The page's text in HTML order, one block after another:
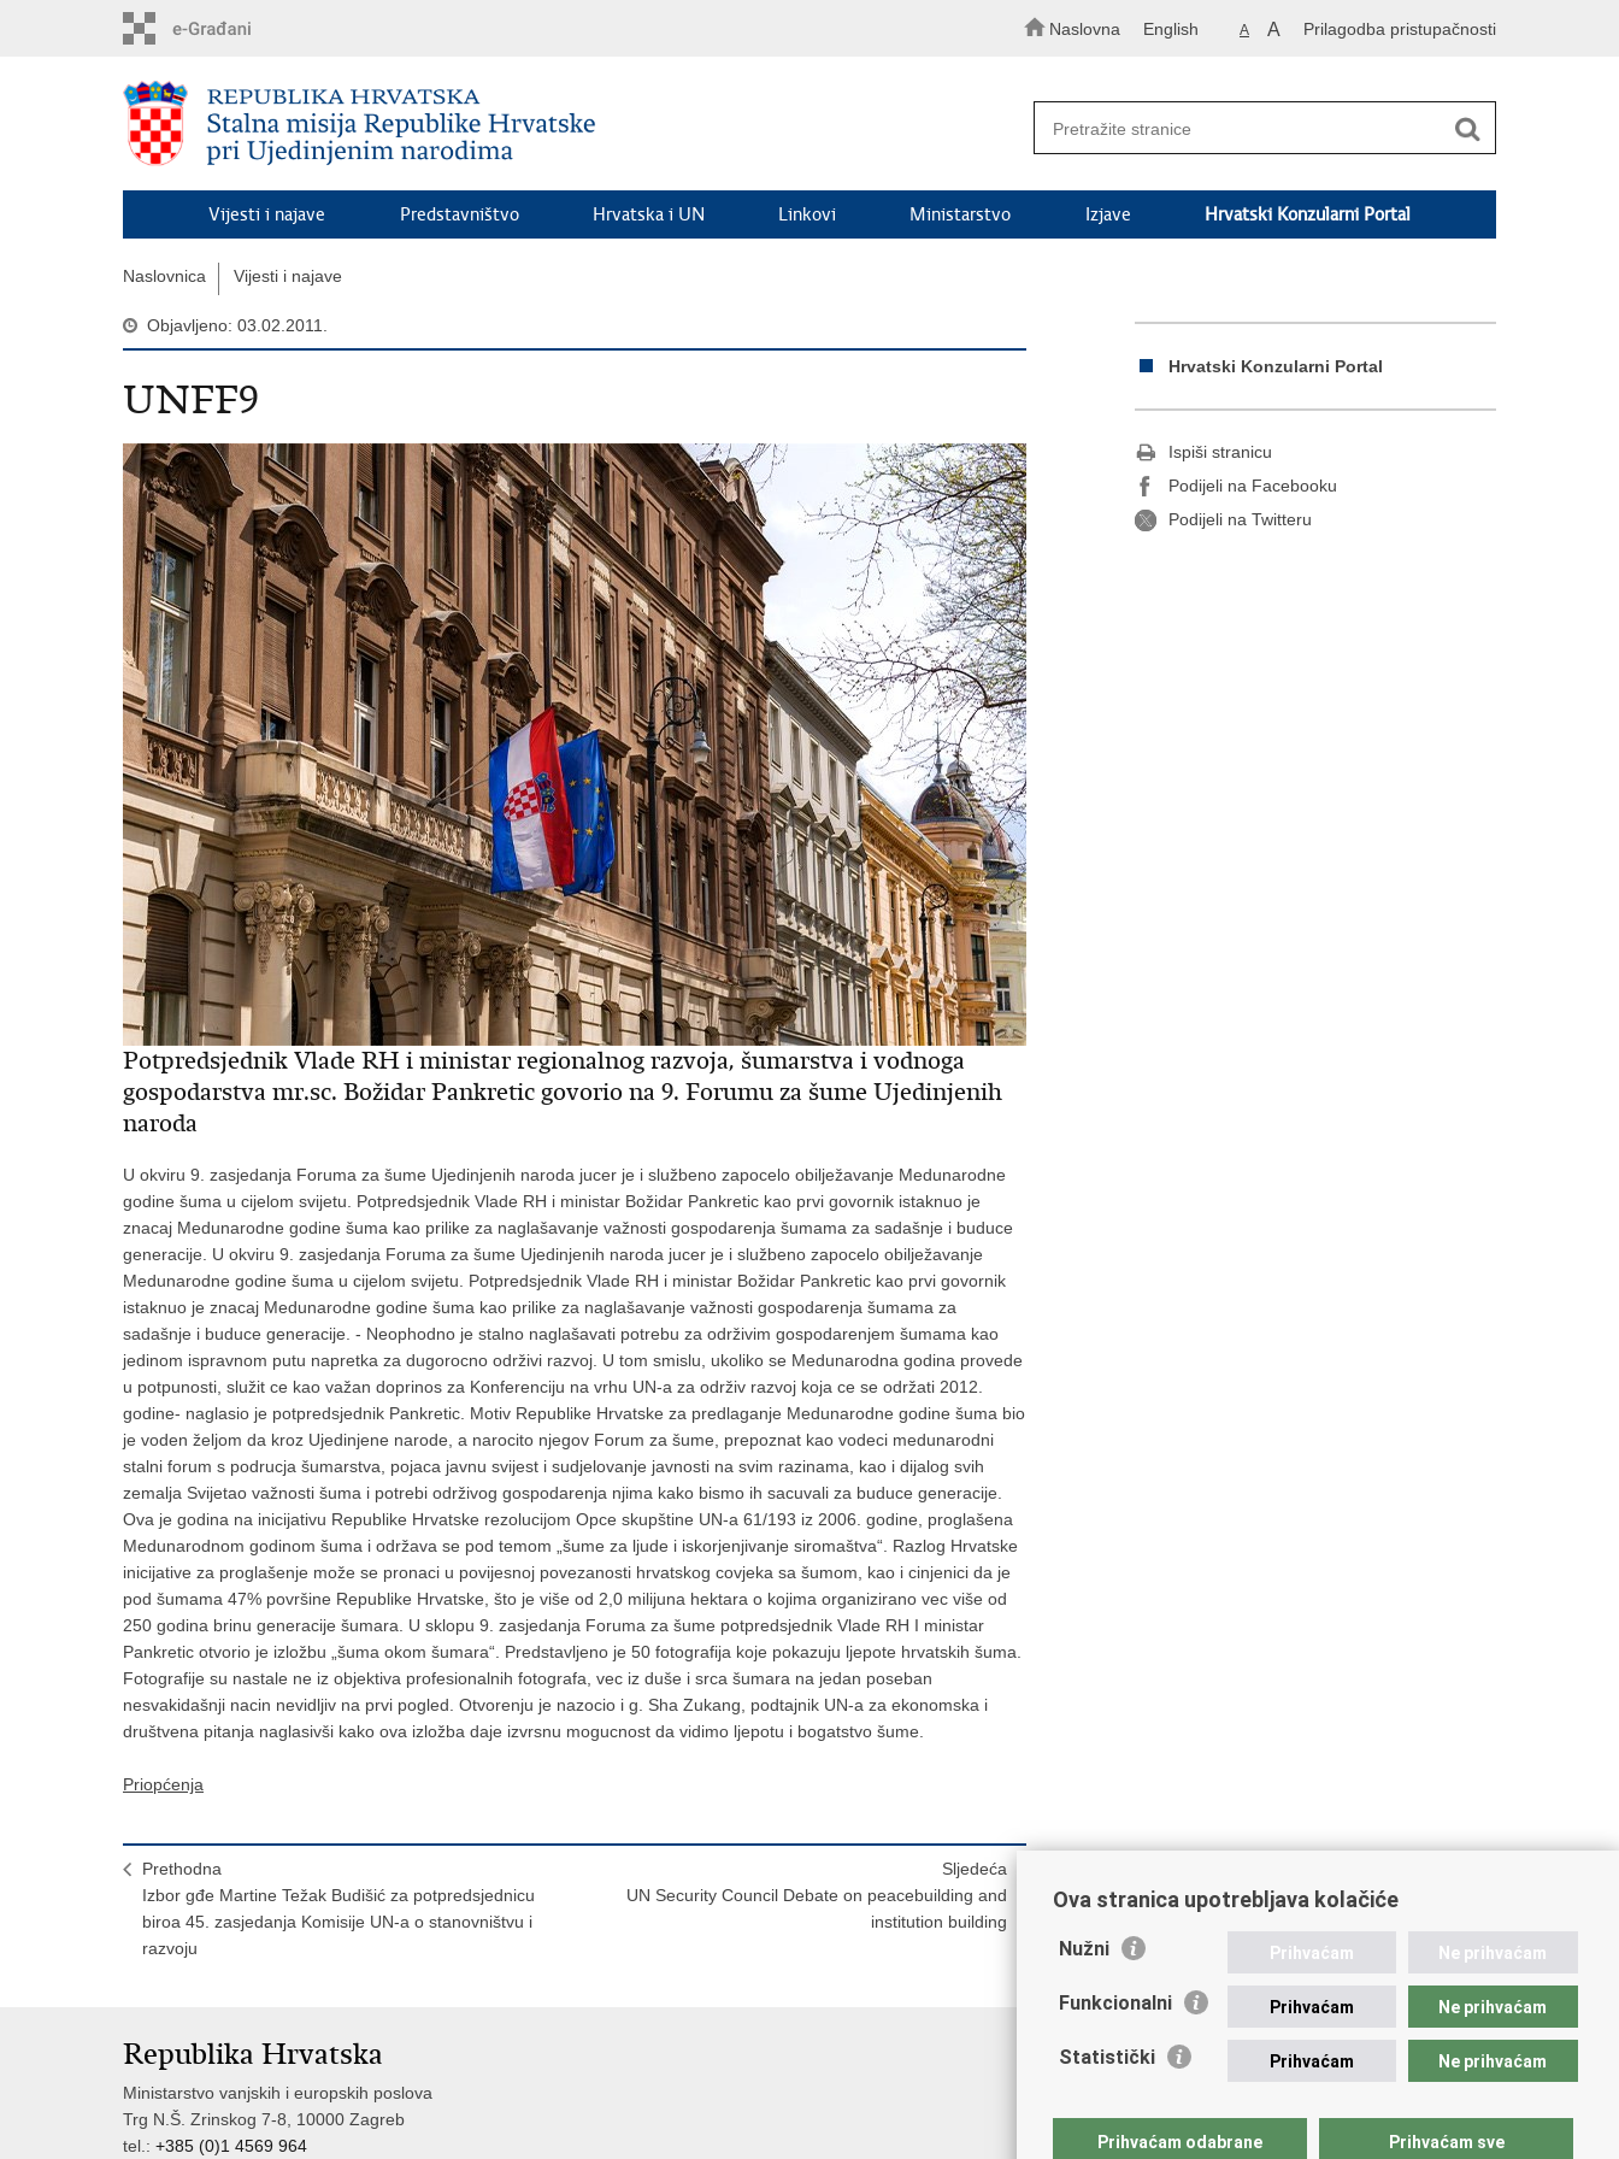
Naslovna English A A Prilagodba pristupačnosti
Vijesti i najave Predstavništvo Hrvatska i UN Linkovi Ministarstvo Izjave Hrvatski Konzularni Portal
Naslovnica Vijesti i najave
Objavljeno: 03.02.2011.
UNFF9
Potpredsjednik Vlade RH i ministar regionalnog razvoja, šumarstva i vodnoga
gospodarstva mr.sc. Božidar Pankretic govorio na 9. Forumu za šume Ujedinjenih
naroda
U okviru 9. zasjedanja Foruma za šume Ujedinjenih naroda jucer je i službeno zapocelo obilježavanje Medunarodne
godine šuma u cijelom svijetu. Potpredsjednik Vlade RH i ministar Božidar Pankretic kao prvi govornik istaknuo je
znacaj Medunarodne godine šuma kao prilike za naglašavanje važnosti gospodarenja šumama za sadašnje i buduce
generacije. U okviru 9. zasjedanja Foruma za šume Ujedinjenih naroda jucer je i službeno zapocelo obilježavanje
Medunarodne godine šuma u cijelom svijetu. Potpredsjednik Vlade RH i ministar Božidar Pankretic kao prvi govornik
istaknuo je znacaj Medunarodne godine šuma kao prilike za naglašavanje važnosti gospodarenja šumama za
sadašnje i buduce generacije. - Neophodno je stalno naglašavati potrebu za održivim gospodarenjem šumama kao
jedinom ispravnom putu napretka za dugorocno održivi razvoj. U tom smislu, ukoliko se Medunarodna godina provede
u potpunosti, služit ce kao važan doprinos za Konferenciju na vrhu UN-a za održiv razvoj koja ce se održati 2012.
godine- naglasio je potpredsjednik Pankretic. Motiv Republike Hrvatske za predlaganje Medunarodne godine šuma bio
je voden željom da kroz Ujedinjene narode, a narocito njegov Forum za šume, prepoznat kao vodeci medunarodni
stalni forum s podrucja šumarstva, pojaca javnu svijest i sudjelovanje javnosti na svim razinama, kao i dijalog svih
zemalja Svijetao važnosti šuma i potrebi održivog gospodarenja njima kako bismo ih sacuvali za buduce generacije.
Ova je godina na inicijativu Republike Hrvatske rezolucijom Opce skupštine UN-a 61/193 iz 2006. godine, proglašena
Medunarodnom godinom šuma i održava se pod temom „šume za ljude i iskorjenjivanje siromaštva“. Razlog Hrvatske
inicijative za proglašenje može se pronaci u povijesnoj povezanosti hrvatskog covjeka sa šumom, kao i cinjenici da je
pod šumama 47% površine Republike Hrvatske, što je više od 2,0 milijuna hektara o kojima organizirano vec više od
250 godina brinu generacije šumara. U sklopu 9. zasjedanja Foruma za šume potpredsjednik Vlade RH I ministar
Pankretic otvorio je izložbu „šuma okom šumara“. Predstavljeno je 50 fotografija koje pokazuju ljepote hrvatskih šuma.
Fotografije su nastale ne iz objektiva profesionalnih fotografa, vec iz duše i srca šumara na jedan poseban
nesvakidašnji nacin nevidljiv na prvi pogled. Otvorenju je nazocio i g. Sha Zukang, podtajnik UN-a za ekonomska i
društvena pitanja naglasivši kako ova izložba daje izvrsnu mogucnost da vidimo ljepotu i bogatstvo šume.
Priopćenja
Prethodna
Izbor gđe Martine Težak Budišić za potpredsjednicu
biroa 45. zasjedanja Komisije UN-a o stanovništvu i
razvoju
Sljedeća
UN Security Council Debate on peacebuilding and
institution building
Hrvatski Konzularni Portal
Ispiši stranicu
Podijeli na Facebooku
Podijeli na Twitteru
Republika Hrvatska
Ministarstvo vanjskih i europskih poslova
Trg N.Š. Zrinskog 7-8, 10000 Zagreb
tel.: +385 (0)1 4569 964
Ova stranica upotrebljava kolačiće
Nužni Prihvaćam Ne prihvaćam
Funkcionalni Prihvaćam Ne prihvaćam
Statistički Prihvaćam Ne prihvaćam
Prihvaćam odabrane Prihvaćam sve